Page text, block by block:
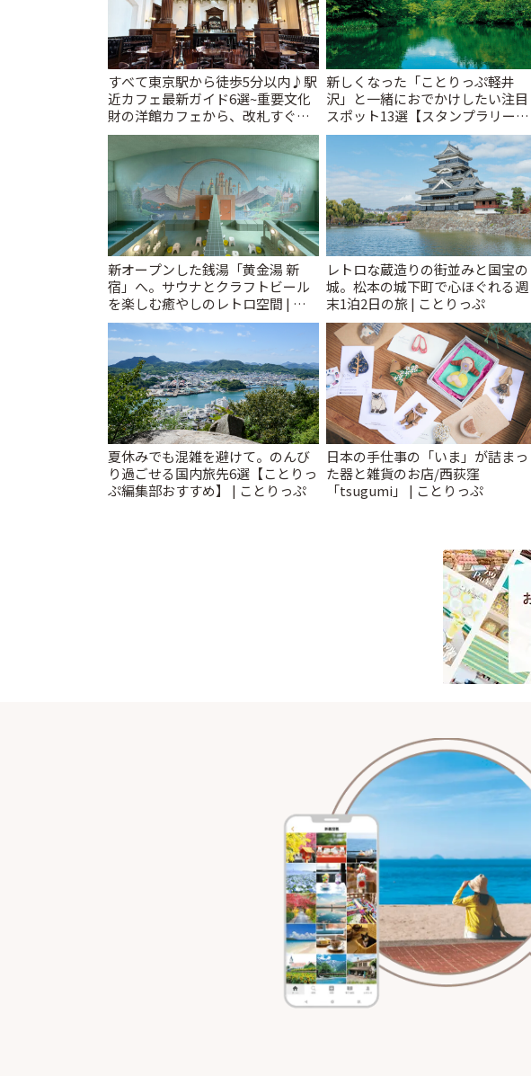
すべて東京駅から徒歩5分以内♪駅
近カフェ最新ガイド6選~重要文化
財の洋館カフェから、改札すぐの
レトロ喫茶まで~ | ことりっぷ
新しくなった「ことりっぷ軽井
沢」と一緒におでかけしたい注目
スポット13選【スタンプラリー開
催中】 | ことりっぷ
新オープンした銭湯「黄金湯 新
宿」へ。サウナとクラフトビール
を楽しむ癒やしのレトロ空間 | こ
とりっぷ
レトロな蔵造りの街並みと国宝の
城。松本の城下町で心ほぐれる週
末1泊2日の旅 | ことりっぷ
夏休みでも混雑を避けて。のんび
り過ごせる国内旅先6選【ことりっ
ぷ編集部おすすめ】 | ことりっぷ
日本の手仕事の「いま」が詰まっ
た器と雑貨のお店/西荻窪
「tsugumi」 | ことりっぷ